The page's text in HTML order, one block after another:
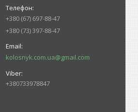
+380 (67) 697-88-47
+380 (73) 397-88-47
kolosnyk.com.ua@gmail.com
+380733978847